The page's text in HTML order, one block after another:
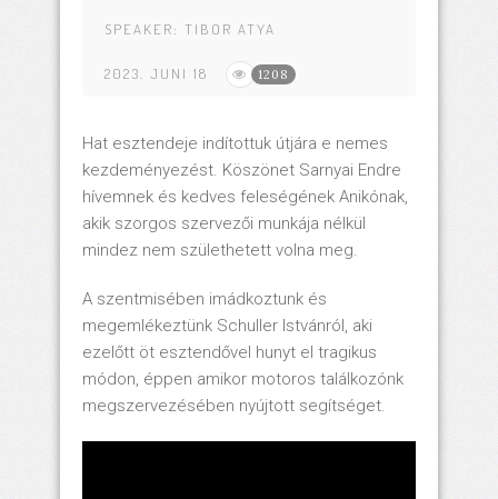
SPEAKER: TIBOR ATYA
2023. JUNI 18 1208
Hat esztendeje indítottuk útjára e nemes
kezdeményezést. Köszönet Sarnyai Endre
hívemnek és kedves feleségének Anikónak,
akik szorgos szervezői munkája nélkül
mindez nem születhetett volna meg.
A szentmisében imádkoztunk és
megemlékeztünk Schuller Istvánról, aki
ezelőtt öt esztendővel hunyt el tragikus
módon, éppen amikor motoros találkozónk
megszervezésében nyújtott segítséget.